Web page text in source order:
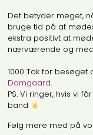
Det betyder meget,
bruge tid på at
ekstra positivt at
nærværende og
1000 Tak for
Damgaard.
PS. Vi ringer, hvis vi
band
Følg mere med på